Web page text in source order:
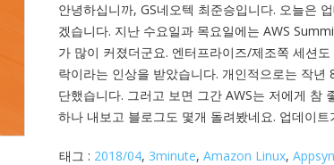
안녕하십니까, GS네오텍 최준승입니다. 오늘은
겠습니다. 지난 수요일과 목요일에는 AWS
가 많이 커졌더군요. 엔터프라이즈/제조쪽 세션
락이라는 인상을 받았습니다. 개인적으로는 작
단했습니다. 그러고 보면 그간 AWS는 저에게 참
하나 내보고 블로그도 몇개 돌려봤네요. 업데이트
태그 : 2018/04, 3minute, Amazon Linux,